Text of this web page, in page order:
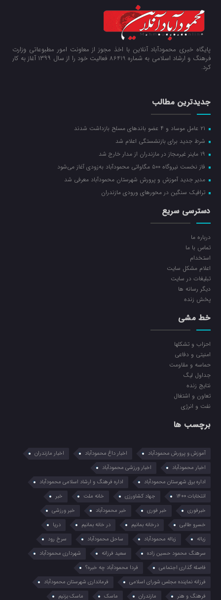
پایگاه خبری محمودآباد آنلاین با اخذ مجوز از معاونت امور مطبوعاتی وزارت
فرهنگ و ارشاد اسلامی به شماره 86419 فعالیت خود را از سال ۱۳۹۹ آغاز به کار
کرد.
جدیدترین مطالب
شرط جدید برای بازنشستگی اعلام شد
فاز نخست نیروگاه ۵۰۰ مگاواتی محمودآباد به‌زودی آغاز می‌شود
مدیر جدید آموزش و پرورش شهرستان محمودآباد معرفی شد
ترافیک سنگین در محور‌های ورودی مازندران
دسترسی سریع
درباره ما
تماس با ما
استخدام
اعلام مشکل سایت
تبلیغات در سایت
ديگر رسانه ها
پخش زنده
خط مشی
احزاب و تشکلها
امنیتی و دفاعی
حماسه و مقاومت
جداول لیگ
نتایج زنده
تعاون و اشتغال
نفت و انرژی
برچسب ها
آموزش و پرورش محمودآباد اخبار داغ محمودآباد
اخبار مازندران
اخبار محمودآباد
اخبار ورزشی محمودآباد
اداره برق شهرستان محمودآباد
اداره فرهنگ و ارشاد اسلامی محمودآباد
انتخابات 1400
جهاد کشاورزی خانه ملت
خبر
خبرفوری
خبر فوری خبر محمودآباد
خبر ورزشی
خسرو طالبی
درخانه بمانیم در خانه بمانیم
دریا
زباله
زباله محمودآباد ساحل محمودآباد
سرخ رود
سرهنگ محمود حسین زاده
سعید فرزانه
شهرداری محمودآباد
فاصله گذاری اجتماعی
فردا محمودآباد چه خبره؟
فرزانه نماینده مجلس شورای اسلامی
فرمانداری شهرستان محمودآباد
فرهنگ و هنر
مازندران ماسک ماسک بزنیم